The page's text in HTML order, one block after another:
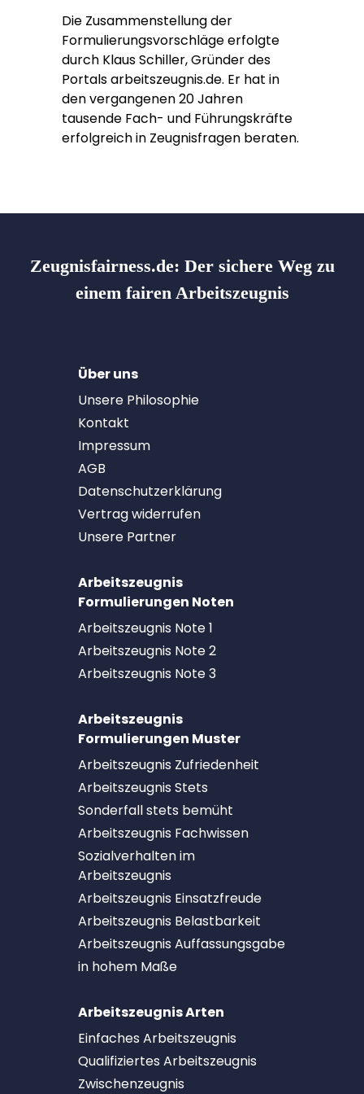
Die Zusammenstellung der
Formulierungsvorschläge erfolgte
durch Klaus Schiller, Gründer des
Portals arbeitszeugnis.de. Er hat in
den vergangenen 20 Jahren
tausende Fach- und Führungskräfte
erfolgreich in Zeugnisfragen beraten.
Zeugnisfairness.de: Der sichere Weg zu
einem fairen Arbeitszeugnis
Über uns
Unsere Philosophie
Kontakt
Impressum
AGB
Datenschutzerklärung
Vertrag widerrufen
Unsere Partner
Arbeitszeugnis
Formulierungen Noten
Arbeitszeugnis Note 1
Arbeitszeugnis Note 2
Arbeitszeugnis Note 3
Arbeitszeugnis
Formulierungen Muster
Arbeitszeugnis Zufriedenheit
Arbeitszeugnis Stets
Sonderfall stets bemüht
Arbeitszeugnis Fachwissen
Sozialverhalten im
Arbeitszeugnis
Arbeitszeugnis Einsatzfreude
Arbeitszeugnis Belastbarkeit
Arbeitszeugnis Auffassungsgabe
in hohem Maße
Arbeitszeugnis Arten
Einfaches Arbeitszeugnis
Qualifiziertes Arbeitszeugnis
Zwischenzeugnis